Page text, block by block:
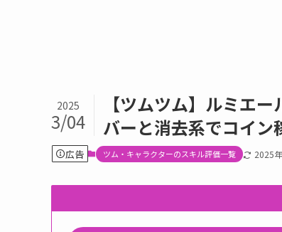
【ツムツム】ルミエ
バーと消去系でコイン
2025
3/04
広告 ツム・キャラクターのスキル評価一覧 2025